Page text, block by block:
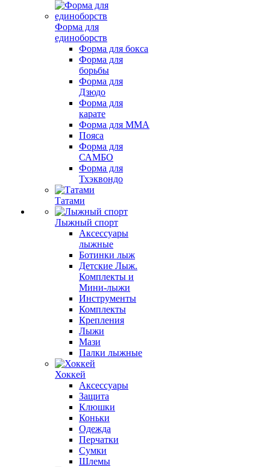
Форма для
единоборств
Форма для бокса
Форма для
борьбы
Форма для
Дзюдо
Форма для
карате
Форма для MMA
Пояса
Форма для
САМБО
Форма для
Тхэквондо
Татами
Лыжный спорт
Аксессуары
лыжные
Ботинки лыж
Детские Лыж.
Комплекты и
Мини-лыжи
Инструменты
Комплекты
Крепления
Лыжи
Мази
Палки лыжные
Хоккей
Аксессуары
Защита
Клюшки
Коньки
Одежда
Перчатки
Сумки
Шлемы